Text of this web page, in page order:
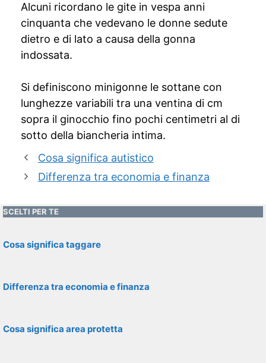
Alcuni ricordano le gite in vespa anni
cinquanta che vedevano le donne sedute
dietro e di lato a causa della gonna
indossata.
Si definiscono minigonne le sottane con
lunghezze variabili tra una ventina di cm
sopra il ginocchio fino pochi centimetri al di
sotto della biancheria intima.
Cosa significa autistico
Differenza tra economia e finanza
SCELTI PER TE
Cosa significa taggare
Differenza tra economia e finanza
Cosa significa area protetta